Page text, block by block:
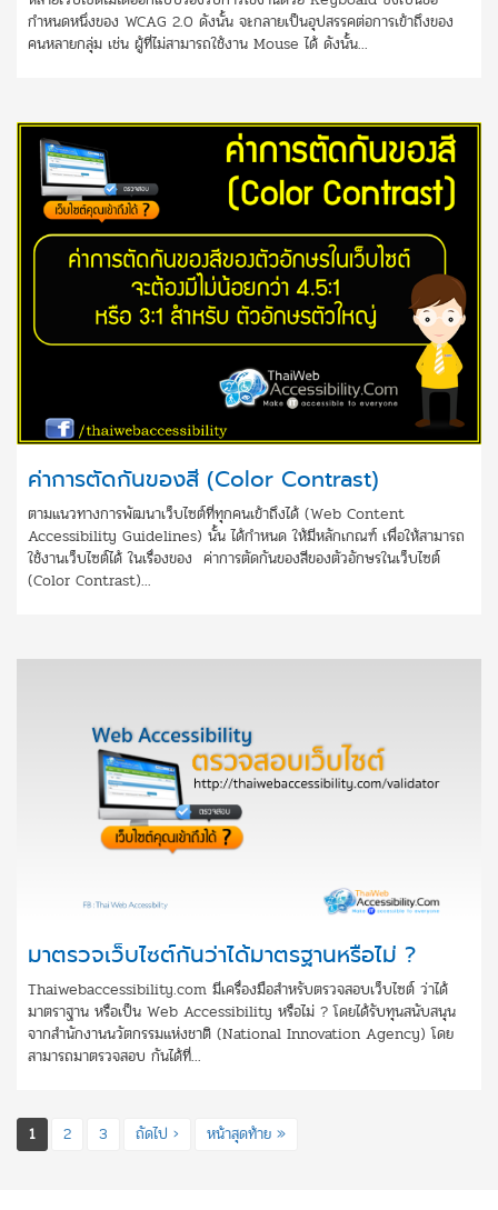
กำหนดหนึ่งของ WCAG 2.0 ดังนั้น จะกลายเป็นอุปสรรคต่อการเข้าถึงของ
คนหลายกลุ่ม เช่น ผู้ที่ไม่สามารถใช้งาน Mouse ได้ ดังนั้น...
ค่าการตัดกันของสี (Color Contrast)
ตามแนวทางการพัฒนาเว็บไซต์ที่ทุกคนเข้าถึงได้ (Web Content
Accessibility Guidelines) นั้น ได้กำหนด ให้มีหลักเกณฑ์ เพื่อให้สามารถ
ใช้งานเว็บไซต์ได้ ในเรื่องของ ค่าการตัดกันของสีของตัวอักษรในเว็บไซต์
(Color Contrast)...
มาตรวจเว็บไซต์กันว่าได้มาตรฐานหรือไม่ ?
Thaiwebaccessibility.com มีเครื่องมือสำหรับตรวจสอบเว็บไซต์ ว่าได้
มาตราฐาน หรือเป็น Web Accessibility หรือไม่ ? โดยได้รับทุนสนับสนุน
จากสำนักงานนวัตกรรมแห่งชาติ (National Innovation Agency) โดย
สามารถมาตรวจสอบ กันได้ที่...
Pages
1 2 3 ถัดไป › หน้าสุดท้าย »